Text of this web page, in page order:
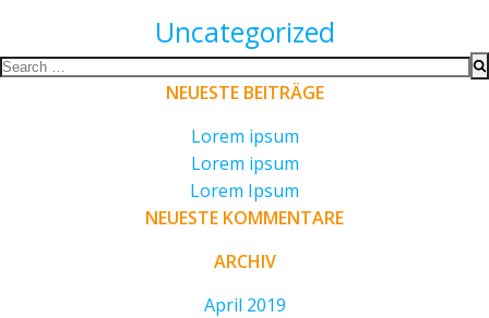
Uncategorized
NEUESTE BEITRÄGE
Lorem ipsum
Lorem ipsum
Lorem Ipsum
NEUESTE KOMMENTARE
ARCHIV
April 2019